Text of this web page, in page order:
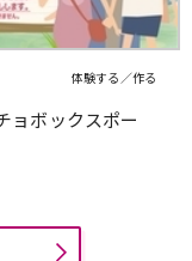
体験する／作る
ボックスポー